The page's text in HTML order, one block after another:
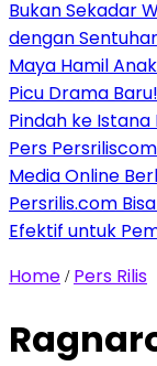
Bukan Sekadar
dengan
Maya Hamil
Picu Drama Baru!
Pindah ke Istana
Pers
Media Online
Persrilis.com
Efektif untuk
Home / Pers Rilis